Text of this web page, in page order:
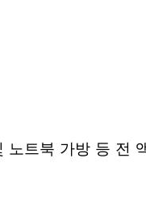
트북 가방 등 전